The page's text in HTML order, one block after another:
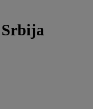
Srbija